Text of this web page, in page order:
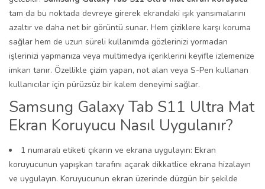
tam da bu noktada devreye girerek ekrandaki ışık yansımalarını
azaltır ve daha net bir görüntü sunar. Hem çiziklere karşı koruma
sağlar hem de uzun süreli kullanımda gözlerinizi yormadan
işlerinizi yapmanıza veya multimedya içeriklerini keyifle izlemenize
imkan tanır. Özellikle çizim yapan, not alan veya S-Pen kullanan
kullanıcılar için pürüzsüz bir kalem deneyimi sağlar.
Samsung Galaxy Tab S11 Ultra Mat
Ekran Koruyucu Nasıl Uygulanır?
1 numaralı etiketi çıkarın ve ekrana uygulayın: Ekran
koruyucunun yapışkan tarafını açarak dikkatlice ekrana hizalayın
ve uygulayın. Koruyucunun ekran üzerinde düzgün bir şekilde